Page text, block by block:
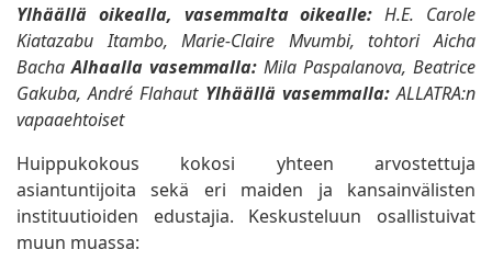
Ylhäällä oikealla, vasemmalta oikealle:H.E. Carole
Kiatazabu Itambo, Marie-Claire Mvumbi, tohtori Aicha
BachaAlhaalla vasemmalla: Mila Paspalanova, Beatrice
Gakuba, André Flahaut Ylhäällä vasemmalla:ALLATRA:n
vapaaehtoiset
Huippukokous kokosi yhteen arvostettuja
asiantuntijoita sekä eri maiden ja kansainvälisten
instituutioiden edustajia. Keskusteluun osallistuivat
muun muassa: